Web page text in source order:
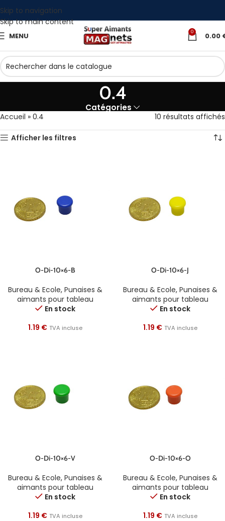
Skip to navigation
Skip to main content
MENU 0 0.00
0.4
Catégories
Accueil » 0.4 10 résultats affichés
Afficher les filtres
O-Di-10×6-B
Bureau & Ecole, Punaises &
aimants pour tableau
En stock
1.19 € TVA incluse
O-Di-10×6-J
Bureau & Ecole, Punaises &
aimants pour tableau
En stock
1.19 € TVA incluse
O-Di-10×6-V
Bureau & Ecole, Punaises &
aimants pour tableau
En stock
1.19 € TVA incluse
O-Di-10×6-O
Bureau & Ecole, Punaises &
aimants pour tableau
En stock
1.19 € TVA incluse